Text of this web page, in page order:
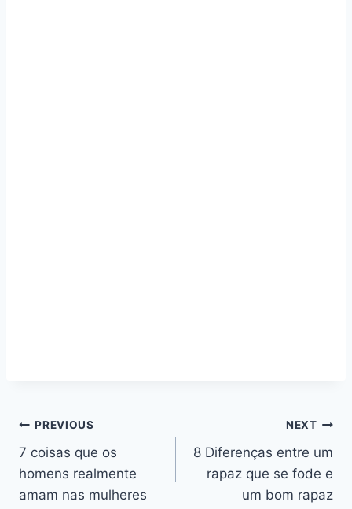
Navegação
de
artigos
PREVIOUS
7 coisas que os
homens realmente
amam nas mulheres
NEXT
8 Diferenças entre um
rapaz que se fode e
um bom rapaz